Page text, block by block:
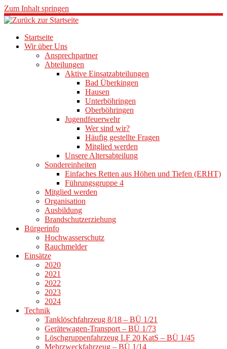
Zum Inhalt springen
Startseite
Wir über Uns
Ansprechpartner
Abteilungen
Aktive Einsatzabteilungen
Bad Überkingen
Hausen
Unterböhringen
Oberböhringen
Jugendfeuerwehr
Wer sind wir?
Häufig gestellte Fragen
Mitglied werden
Unsere Altersabteilung
Sondereinheiten
Einfaches Retten aus Höhen und Tiefen (ERHT)
Führungsgruppe 4
Mitglied werden
Organisation
Ausbildung
Brandschutzerziehung
Bürgerinfo
Hochwasserschutz
Rauchmelder
Einsätze
2020
2021
2022
2023
2024
Technik
Tanklöschfahrzeug 8/18 – BÜ 1/21
Gerätewagen-Transport – BÜ 1/73
Löschgruppenfahrzeug LF 20 KatS – BÜ 1/45
Mehrzweckfahrzeug – BÜ 1/14